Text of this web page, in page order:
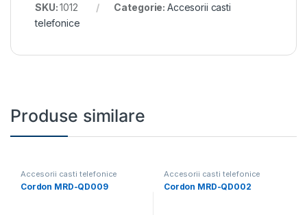
SKU:1012 Categorie: Accesorii casti
telefonice
Produse similare
Accesorii casti telefonice
Cordon MRD-QD009
Accesorii casti telefonice
Cordon MRD-QD002